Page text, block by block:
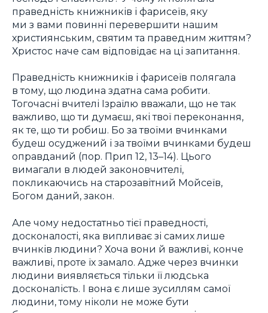
праведність книжників і фарисеїв, яку
ми з вами повинні перевершити нашим
християнським, святим та праведним життям?
Христос наче сам відповідає на ці запитання.
Праведність книжників і фарисеїв полягала
в тому, що людина здатна сама робити.
Тогочасні вчителі Ізраїлю вважали, що не так
важливо, що ти думаєш, які твої переконання,
як те, що ти робиш. Бо за твоїми вчинками
будеш осуджений і за твоїми вчинками будеш
оправданий (пор. Прип 12, 13–14). Цього
вимагали в людей законовчителі,
покликаючись на старозавітний Мойсеїв,
Богом даний, закон.
Але чому недостатньо тієї праведності,
досконалості, яка випливає зі самих лише
вчинків людини? Хоча вони й важливі, конче
важливі, проте їх замало. Адже через вчинки
людини виявляється тільки її людська
досконалість. І вона є лише зусиллям самої
людини, тому ніколи не може бути